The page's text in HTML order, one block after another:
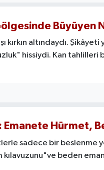
Büyüyen
kırkın altındaydı. Şikâyeti
hissiydi. Kan tahlilleri
Hürmet,
sadece bir beslenme
beden